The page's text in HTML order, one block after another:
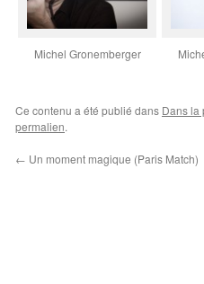
Michel Gronemberger
Ce contenu a été publié dans Dans la
permalien.
← Un moment magique (Paris Match)